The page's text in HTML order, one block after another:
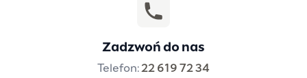
Zadzwoń do nas
Telefon: 22 619 72 34